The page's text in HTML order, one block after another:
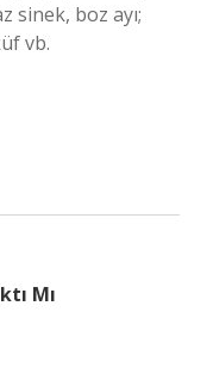
sinek, boz ayı;
vb.
Mı